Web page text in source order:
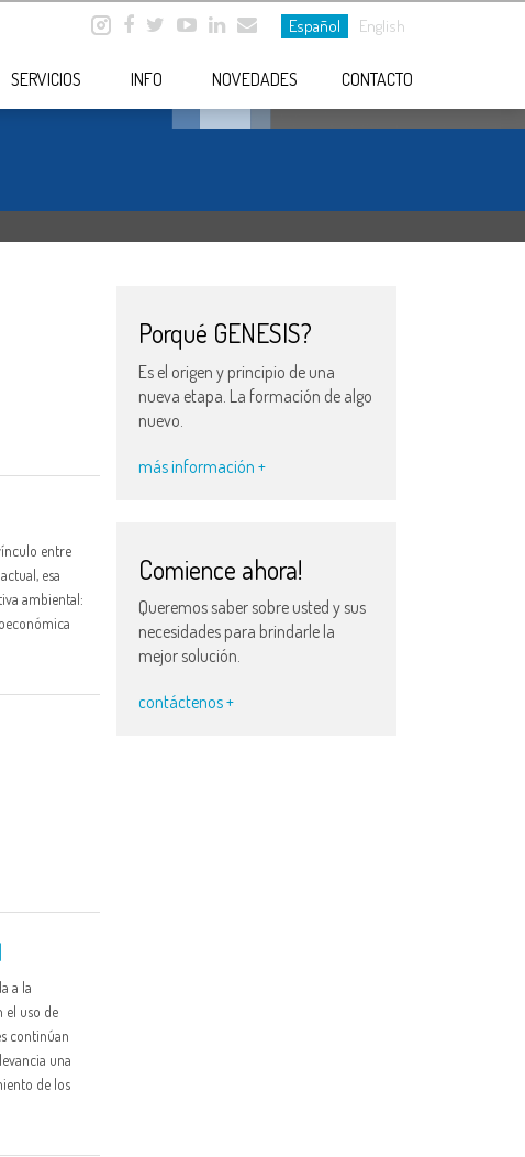
Español English
SERVICIOS INFO NOVEDADES CONTACTO
entre
esa
ambiental:
a la
el uso de
continúan
una
de los
Porqué GENESIS?
Es el origen y principio de una
nueva etapa. La formación de algo
nuevo.
más información +
Comience ahora!
Queremos saber sobre usted y sus
necesidades para brindarle la
mejor solución.
contáctenos +